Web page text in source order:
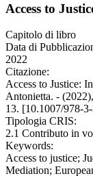
Access to
Capitolo di libro
Data di
2022
Citazione:
Access to Justice:
Antonietta. -
13. [10.1007/978-
Tipologia CRIS:
2.1 Contributo in
Keywords:
Access to justice;
Mediation;